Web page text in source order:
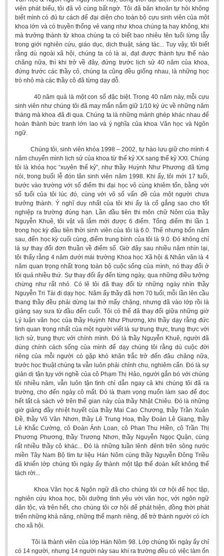
Culture - History - Philosophy
Education
BA, MA, PhD. Theses
CONFERENCE
Studies on Vietnamese and Korean Literature and Films
East-Asian region
Studies on Sinology & Nom
Vietnamese and Japanese Literature Viewed from an East Asian
To Build a Standard Orthography in Schools and the Media
80 Years of New Poetry and the Self-Reliant Literary Group
ALUMNI
Alumni Association
Scholarship Fund
STUDENT ACTIVITIES
Literature Club
Calligraphy Club
viên phát biểu, tôi đã vô cùng bất ngờ. Tôi đã băn khoăn tự hỏi không
biết mình có đủ tư cách để đại diện cho toàn bộ cựu sinh viên của một
khoa lớn và có truyền thống vẻ vang như khoa chúng ta hay không, khi
mà trưởng thành từ khoa chúng ta có biết bao nhiêu tên tuổi lừng lẫy
trong giới nghiên cứu, giáo dục, dịch thuật, sáng tác... Tuy vậy, tôi biết
rằng dù ngoài xã hội, chúng ta có là ai, đạt được thành tựu thế nào
chăng nữa, thì khi trở về đây, đứng trước lịch sử 40 năm của khoa,
đứng trước các thầy cô, chúng ta cũng đều giống nhau, là những học
trò nhỏ mà các thầy cô đã từng dạy dỗ.
40 năm quả là một con số đặc biệt. Trong 40 năm này, mỗi cựu
sinh viên như chúng tôi đã may mắn nắm giữ 1/10 ký ức về những năm
tháng mà khoa đã đi qua. Chúng ta là những mảnh ghép khác nhau để
hoàn thành bức tranh lớn lao và ý nghĩa của khoa Văn học và Ngôn
ngữ.
Chúng tôi, sinh viên khóa 1998 – 2002, tự hào lưu giữ cho mình 4
năm chuyển mình lịch sử của khoa từ thế kỷ XX sang thế kỷ XXI. Chúng
tôi là khóa học “xuyên thế kỷ”, như thầy Huỳnh Như Phương đã từng
nói, trong buổi lễ đón tân sinh viên năm 1998. Khi ấy, tôi mới 17 tuổi,
bước vào trường với số điểm thi đại học vô cùng khiêm tốn, bằng với
số tuổi của tôi lúc đó, cùng với vô số vấn đề của một người chưa
trưởng thành. Ý nghĩ duy nhất của tôi khi ấy là cố gắng sao cho tốt
nghiệp ra trường đúng hạn. Lần đầu tiên thi môn chữ Nôm của thầy
Nguyễn Khuê, tôi vật vã lắm mới được 6 điểm. Tổng điểm thi lần 1
trong học kỳ đầu tiên thời sinh viên của tôi là 6.0. Thế nhưng bốn năm
sau, đến học kỳ cuối cùng, điểm trung bình của tôi là 9.0. Đó không chỉ
là sự thay đổi đơn thuần về điểm số. Giờ đây sau nhiều năm nhìn lại,
tôi thấy rằng 4 năm dưới mái trường Khoa học Xã hội & Nhân văn là 4
năm quan trọng nhất trong toàn bộ cuộc sống của mình, nó thay đổi ở
tôi quá nhiều thứ. Sự thay đổi ấy đến từng ngày, qua những điều tưởng
chừng như rất nhỏ. Có lẽ tôi đã thay đổi từ những ngày nhìn thầy
Nguyễn Tri Tài đi dạy học. Năm ấy thầy đã hơn 70 tuổi, mỗi lần lên cầu
thang thầy đều phải dừng lại thở mấy chặng, nhưng đã vào lớp rồi là
giảng say sưa từ đầu đến cuối. Tôi có thể đã thay đổi giữa những giờ
Lý luận văn học của thầy Huỳnh Như Phương, khi thầy dạy rằng đức
tính quan trọng nhất của một người viết là sự trung thực, trung thực với
lịch sử, trung thực với chính mình. Đó là thầy Nguyễn Khuê, người đã
dùng chính cách sống của mình để dạy chúng tôi rằng dù cuộc đời
riêng của mỗi người có gặp khó khăn trắc trở đến đâu chăng nữa,
trước học thuật chúng ta vẫn luôn phải chỉnh chu, nghiêm cẩn. Đó là sự
giản dị tận tụy với nghề của cô Phạm Thị Hảo, người gắn bó với chúng
tôi nhiều năm, vẫn luôn tận tình chỉ dẫn ngay cả khi chúng tôi đã ra
trường, cho đến ngày cô mất. Đó là tham vọng muốn làm sao để đọc
hết tất cả sách vở trên thế gian này của thầy Nhật Chiêu. Đó là những
giờ giảng đầy nhiệt huyết của thầy Mai Cao Chương, thầy Trần Xuân
Đề, thầy Võ Văn Nhơn, thầy Lê Trung Hoa, thầy Đoàn Lê Giang, thầy
Lê Khắc Cường, cô Đoàn Ánh Loan, cô Phan Thu Hiền, cô Trần Thị
Phương Phương, thầy Trương Nhơn, thầy Nguyễn Ngọc Quận, cùng
rất nhiều thầy cô khác... Đó là những tuần lênh đênh trên sông nước
miền Tây Nam Bộ tìm tư liệu Hán Nôm cùng thầy Nguyễn Đông Triều
đã khiến lớp chúng tôi ngày ấy thành một tập thể đoàn kết không thể
tách rời...
Khoa Văn học & Ngôn ngữ đã cho chúng tôi cơ hội để học tập,
nghiên cứu khoa học, bồi dưỡng tình yêu với văn học, với ngôn ngữ
dân tộc, và trên hết, cho chúng tôi cơ hội để phát hiện, đồng thời phát
triển những khả năng, những thế mạnh riêng, để trở thành người có ích
cho xã hội.
Tôi là thành viên của lớp Hán Nôm 98. Lớp chúng tôi ngày ấy chỉ
có 14 người, nhưng 14 người này sau khi ra trường đều có việc làm ổn